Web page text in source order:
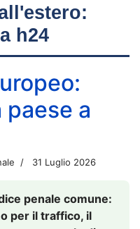
h24
paese a
31 Luglio 2026
penale comune:
per il traffico, il